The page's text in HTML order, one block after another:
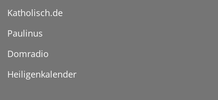
Katholisch.de
Paulinus
Domradio
Heiligenkalender